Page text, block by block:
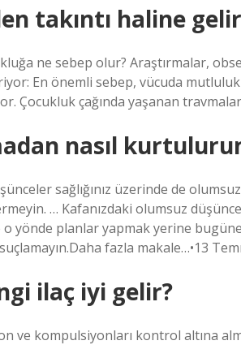
takıntı haline
ne sebep olur? Araştırmalar,
En önemli sebep, vücuda
Çocukluk çağında yaşanan
nasıl
sağlığınız üzerinde de
… Kafanızdaki olumsuz
yönde planlar yapmak yerine bugüne
fazla makale…•13
ilaç iyi gelir?
ve kompulsiyonları kontrol altına